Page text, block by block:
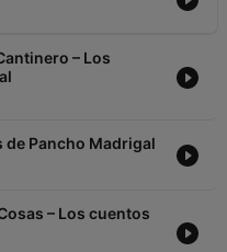
– Los
de Pancho Madrigal
– Los cuentos